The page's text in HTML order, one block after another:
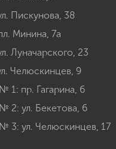
Пискунова, 38
Минина, 7а
Луначарского, 23
Челюскинцев, 9
пр. Гагарина, 6
2: ул. Бекетова, 6
3: ул. Челюскинцев, 17